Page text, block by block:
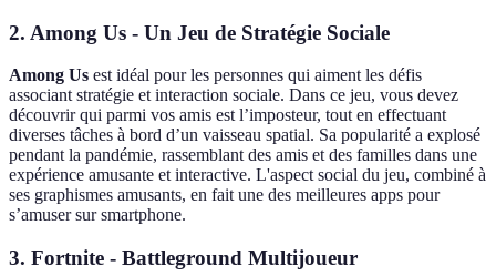
2. Among Us - Un Jeu de Stratégie Sociale
Among Us est idéal pour les personnes qui aiment les défis
associant stratégie et interaction sociale. Dans ce jeu, vous devez
découvrir qui parmi vos amis est l’imposteur, tout en effectuant
diverses tâches à bord d’un vaisseau spatial. Sa popularité a explosé
pendant la pandémie, rassemblant des amis et des familles dans une
expérience amusante et interactive. L'aspect social du jeu, combiné à
ses graphismes amusants, en fait une des meilleures apps pour
s’amuser sur smartphone.
3. Fortnite - Battleground Multijoueur